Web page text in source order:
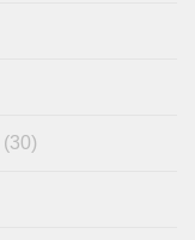
(30)